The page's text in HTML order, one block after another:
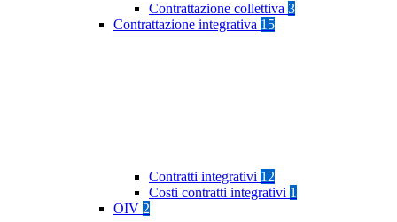
Contrattazione collettiva 3
Contrattazione integrativa 15
Contratti integrativi 12
Costi contratti integrativi 1
OIV 2